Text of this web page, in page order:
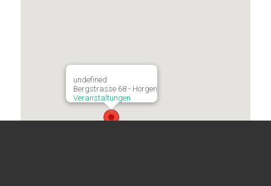
undefined
Bergstrasse 68 - Horgen
Veranstaltungen